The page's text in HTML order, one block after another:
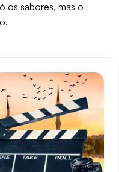
os sabores, mas o